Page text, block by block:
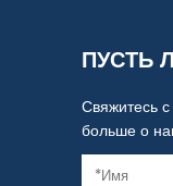
ПУСТЬ
Свяжитесь
больше о